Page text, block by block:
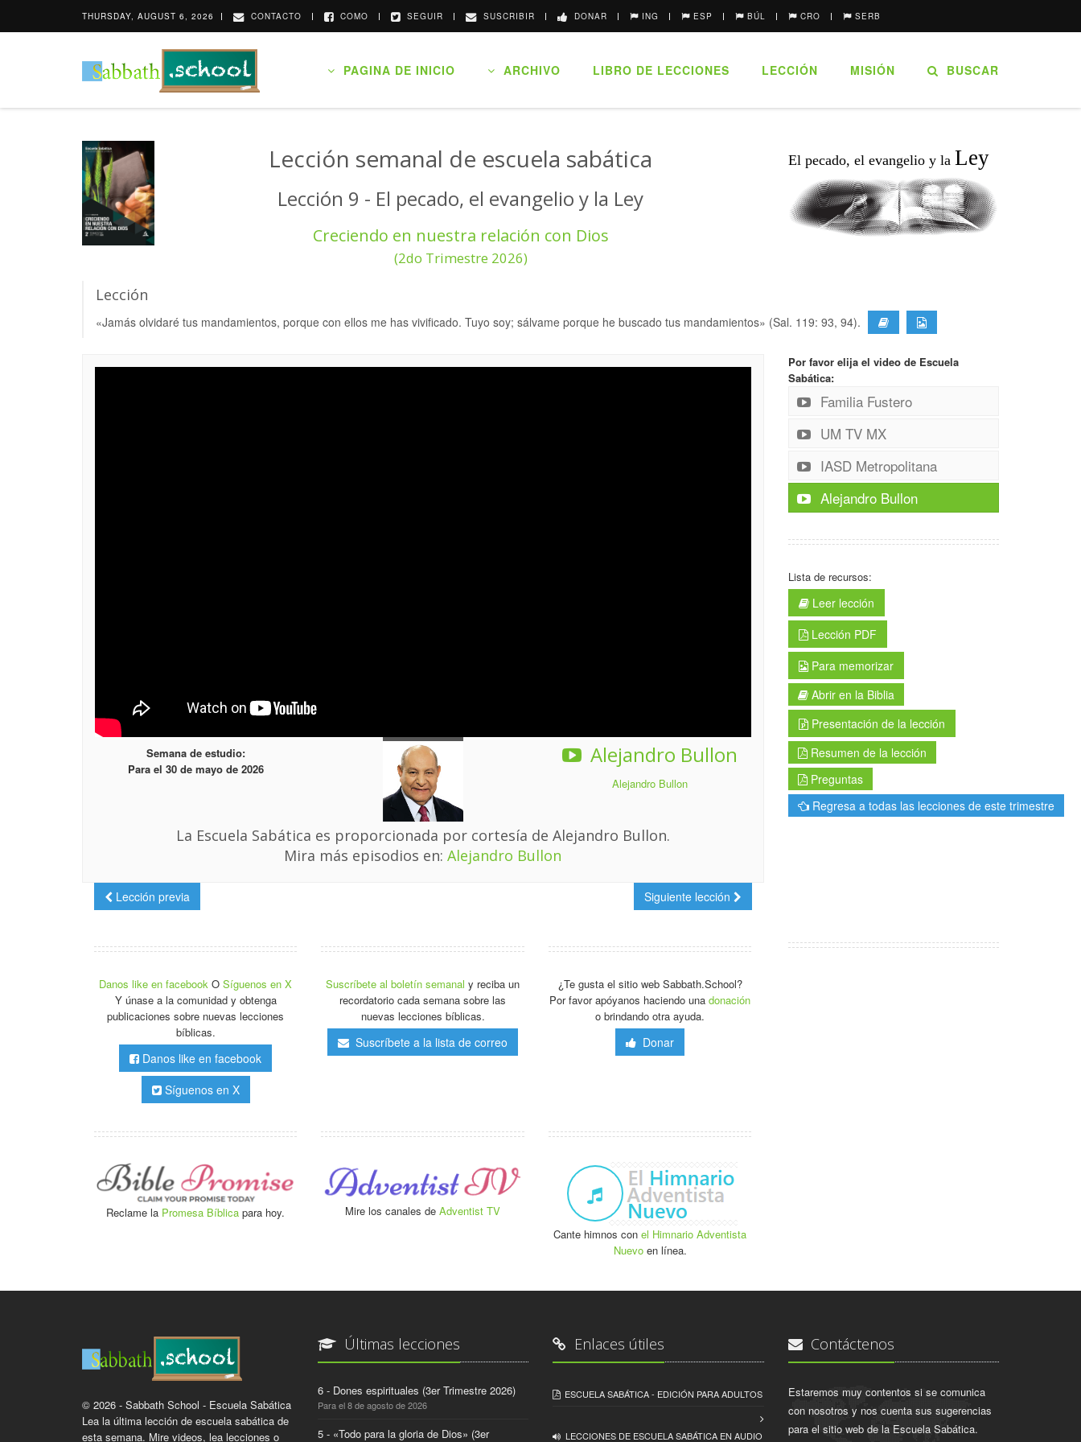
THURSDAY, AUGUST 6, 2026 CONTACTO COMO SEGUIR SUSCRIBIR DONAR ING ESP BÚL CRO SERB
PAGINA DE INICIO ARCHIVO LIBRO DE LECCIONES LECCIÓN MISIÓN BUSCAR
Lección semanal de escuela sabática
Lección 9 - El pecado, el evangelio y la Ley
Creciendo en nuestra relación con Dios
(2do Trimestre 2026)
El pecado, el evangelio y la Ley
Lección
«Jamás olvidaré tus mandamientos, porque con ellos me has vivificado. Tuyo soy; sálvame porque he buscado tus mandamientos» (Sal. 119: 93, 94).
Semana de estudio:
Para el 30 de mayo de 2026
Alejandro Bullon
Alejandro Bullon
La Escuela Sabática es proporcionada por cortesía de Alejandro Bullon.
Mira más episodios en:Alejandro Bullon
Lección previa Siguiente lección
Por favor elija el video de Escuela
Sabática:
Familia Fustero
UM TV MX
IASD Metropolitana
Alejandro Bullon
Lista de recursos:
Leer lección
Lección PDF
Para memorizar
Abrir en la Biblia
Presentación de la lección
Resumen de la lección
Preguntas
Regresa a todas las lecciones de este trimestre
Danos like en facebookOSíguenos en X
Y únase a la comunidad y obtenga
publicaciones sobre nuevas lecciones
bíblicas.
Danos like en facebook
Síguenos en X
Suscríbete al boletín semanal y reciba un
recordatorio cada semana sobre las
nuevas lecciones bíblicas.
Suscríbete a la lista de correo
¿Te gusta el sitio web Sabbath.School?
Por favor apóyanos haciendo unadonación
o brindando otra ayuda.
Donar
Reclame la Promesa Bíblica para hoy. Mire los canales deAdventist TV
Cante himnos conel Himnario Adventista
Nuevoen línea.
© 2026 - Sabbath School - Escuela Sabática
Lea la última lección de escuela sabática de
esta semana. Mire videos, lea lecciones o
Últimas lecciones
6 - Dones espirituales (3er Trimestre 2026)
Para el 8 de agosto de 2026
5 - «Todo para la gloria de Dios» (3er
Enlaces útiles
ESCUELA SABÁTICA - EDICIÓN PARA ADULTOS
LECCIONES DE ESCUELA SABÁTICA EN AUDIO
Contáctenos
Estaremos muy contentos si se comunica
con nosotros y nos cuenta sus sugerencias
para el sitio web de la Escuela Sabática.